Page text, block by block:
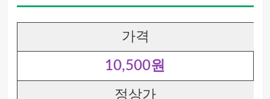
가격
10,500원
정상가